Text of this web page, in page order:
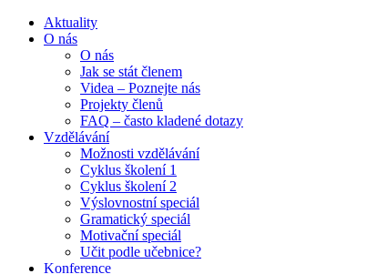
Aktuality
O nás
O nás
Jak se stát členem
Videa – Poznejte nás
Projekty členů
FAQ – často kladené dotazy
Vzdělávání
Možnosti vzdělávání
Cyklus školení 1
Cyklus školení 2
Výslovnostní speciál
Gramatický speciál
Motivační speciál
Učit podle učebnice?
Konference